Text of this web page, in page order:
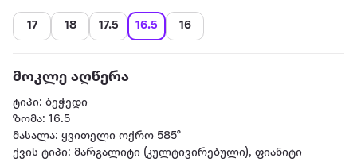
17 18 17.5 16.5 16
მოკლე აღწერა
ტიპი: ბეჭედი
ზომა: 16.5
მასალა: ყვითელი ოქრო 585°
ქვის ტიპი: მარგალიტი (კულტივირებული), ფიანიტი